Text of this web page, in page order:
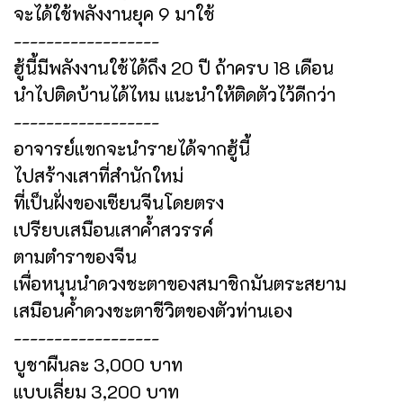
จะได้ใช้พลังงานยุค 9 มาใช้
------------------
ฮู้นี้มีพลังงานใช้ได้ถึง 20 ปี ถ้าครบ 18 เดือน
นำไปติดบ้านได้ไหม แนะนำให้ติดตัวไว้ดีกว่า
------------------
อาจารย์แขกจะนำรายได้จากฮู้นี้
ไปสร้างเสาที่สำนักใหม่
ที่เป็นฝั่งของเซียนจีนโดยตรง
เปรียบเสมือนเสาค้ำสวรรค์
ตามตำราของจีน
เพื่อหนุนนำดวงชะตาของสมาชิกมันตระสยาม
เสมือนค้ำดวงชะตาชีวิตของตัวท่านเอง
------------------
บูชาผืนละ 3,000 บาท
แบบเลี่ยม 3,200 บาท